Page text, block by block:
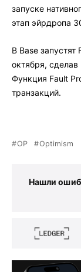
запуске
этап эйрдропа
В Base
октября,
Функция Fault
транзакций.
OP Optimism
Нашли